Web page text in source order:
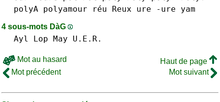
polyA polyamour réu Reux ure -ure yam
4 sous-mots DàG
Ayl Lop May U.E.R.
Mot au hasard
Haut de page
Mot précédent
Mot suivant